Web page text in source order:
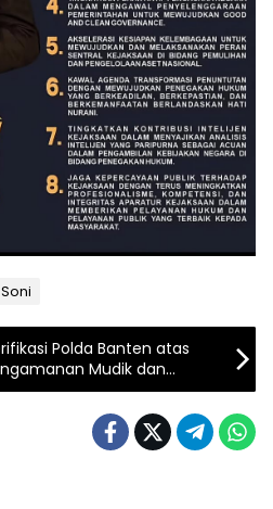
Polda Banten atas
Mudik dan